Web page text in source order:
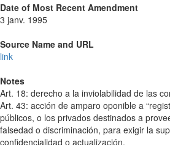
Date of Most Recent Amendment
3 janv. 1995
Source Name and URL
link
Notes
Art. 18: derecho a la inviolabilidad de las
Art. 43: acción de amparo oponible a
públicos, o los privados destinados a
falsedad o discriminación, para exigir la
confidencialidad o actualización.